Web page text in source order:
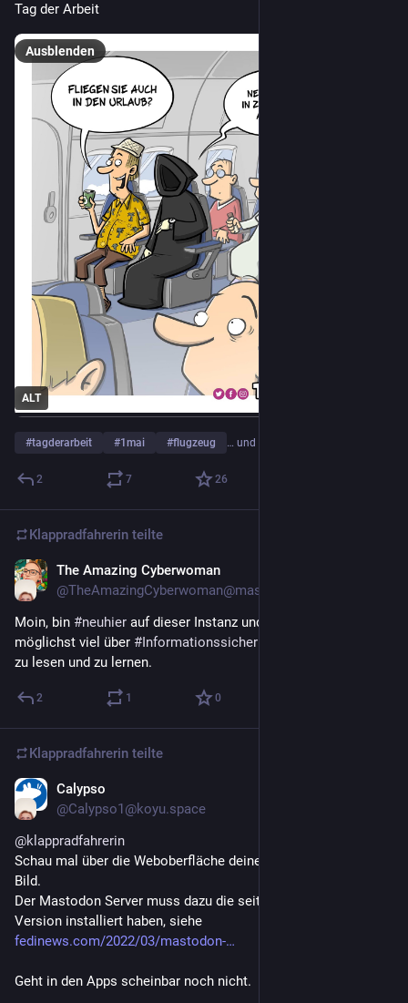
Tag der Arbeit
ALT
Ausblenden
#tagderarbeit #1mai #flugzeug … und 6 weitere
2 7 26
Klappradfahrerin teilte
The Amazing Cyberwoman
@TheAmazingCyberwoman@mastodontech.de
Moin, bin #neuhier auf dieser Instanz und freue mich, hier
möglichst viel über #Informationssicherheit
zu lesen und zu lernen.
2 1 0
Klappradfahrerin teilte
Calypso
@Calypso1@koyu.space
@klappradfahrerin
Schau mal über die Weboberfläche deiner Instanz nach, siehe
Bild.
Der Mastodon Server muss dazu die seit März verfügbare 3.5
Version installiert haben, siehe
fedinews.com/2022/03/mastodon-
Geht in den Apps scheinbar noch nicht.